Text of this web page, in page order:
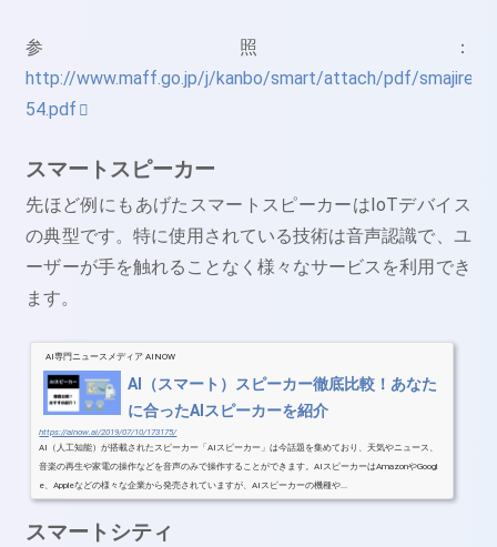
参照：
http://www.maff.go.jp/j/kanbo/smart/attach/pdf/
54.pdf
スマートスピーカー
先ほど例にもあげたスマートスピーカーはIoTデバイス
の典型です。特に使用されている技術は音声認識で、ユ
ーザーが手を触れることなく様々なサービスを利用でき
ます。
AI専門ニュースメディア AINOW
AI（スマート）スピーカー徹底比較！あなた
に合ったAIスピーカーを紹介
https://ainow.ai/2019/07/10/173175/
AI（人工知能）が搭載されたスピーカー「AIスピーカー」は今話題を集めており、天気やニュース、
音楽の再生や家電の操作などを音声のみで操作することができます。AIスピーカーはAmazonやGoogl
e、Appleなどの様々な企業から発売されていますが、AIスピーカーの機種や...
スマートシティ